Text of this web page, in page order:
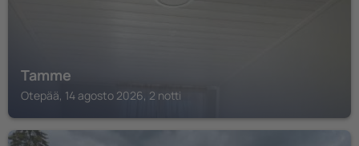
Tamme
Otepää, 14 agosto 2026, 2 notti